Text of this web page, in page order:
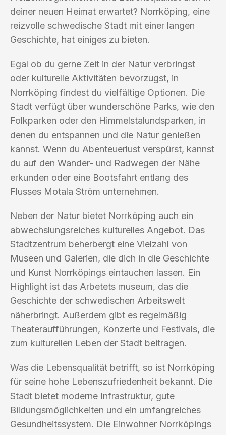
deiner neuen Heimat erwartet? Norrköping, eine
reizvolle schwedische Stadt mit einer langen
Geschichte, hat einiges zu bieten.
Egal ob du gerne Zeit in der Natur verbringst
oder kulturelle Aktivitäten bevorzugst, in
Norrköping findest du vielfältige Optionen. Die
Stadt verfügt über wunderschöne Parks, wie den
Folkparken oder den Himmelstalundsparken, in
denen du entspannen und die Natur genießen
kannst. Wenn du Abenteuerlust verspürst, kannst
du auf den Wander- und Radwegen der Nähe
erkunden oder eine Bootsfahrt entlang des
Flusses Motala Ström unternehmen.
Neben der Natur bietet Norrköping auch ein
abwechslungsreiches kulturelles Angebot. Das
Stadtzentrum beherbergt eine Vielzahl von
Museen und Galerien, die dich in die Geschichte
und Kunst Norrköpings eintauchen lassen. Ein
Highlight ist das Arbetets museum, das die
Geschichte der schwedischen Arbeitswelt
näherbringt. Außerdem gibt es regelmäßig
Theateraufführungen, Konzerte und Festivals, die
zum kulturellen Leben der Stadt beitragen.
Was die Lebensqualität betrifft, so ist Norrköping
für seine hohe Lebenszufriedenheit bekannt. Die
Stadt bietet moderne Infrastruktur, gute
Bildungsmöglichkeiten und ein umfangreiches
Gesundheitssystem. Die Einwohner Norrköpings